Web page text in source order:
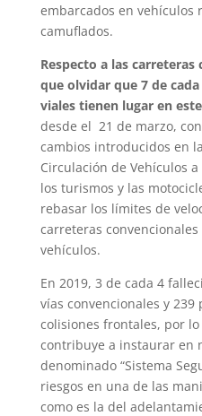
embarcados en vehículos
camuflados.
Respecto a las
que olvidar que 7 de
viales tienen lugar en
desde el 21 de marzo,
cambios introducidos en
Circulación de Vehículos
los turismos y las
rebasar los límites de
carreteras
vehículos.
En 2019, 3 de cada 4
vías convencionales y
colisiones frontales, por
contribuye a instaurar en
denominado “Sistema
riesgos en una de las
como es la del